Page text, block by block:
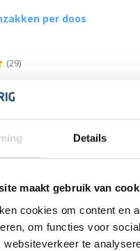
Details
maakt gebruik van
cookies om content en
om functies voor
websiteverkeer te
per doos
(29)